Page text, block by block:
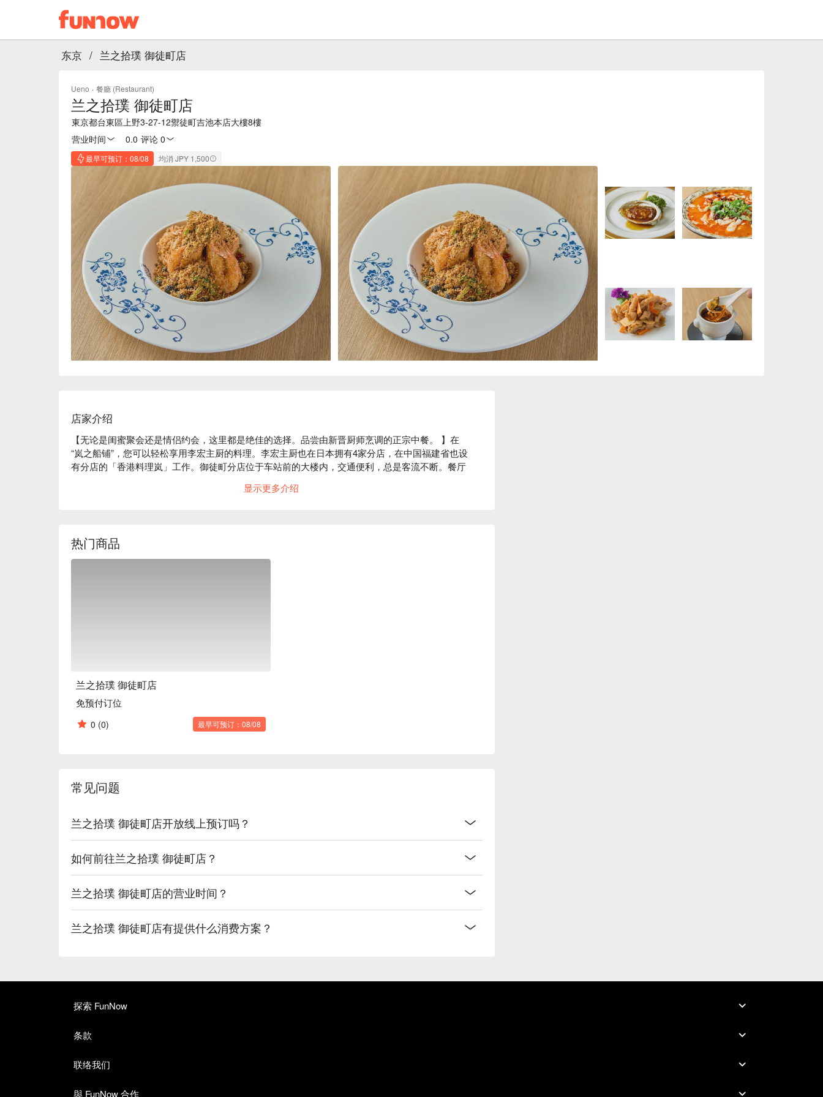
东京 / 兰之拾璞 御徒町店
Ueno · 餐廳 (Restaurant)
兰之拾璞 御徒町店
東京都台東區上野3-27-12禦徒町吉池本店大樓8樓
营业时间
0.0 评论 0
最早可预订：08/08 均消 JPY 1,500
店家介绍
【无论是闺蜜聚会还是情侣约会，这里都是绝佳的选择。品尝由新晋厨师烹调的正宗中餐。 】在
“岚之船铺”，您可以轻松享用李宏主厨的料理。李宏主厨也在日本拥有4家分店，在中国福建省也设
有分店的「香港料理岚」工作。御徒町分店位于车站前的大楼内，交通便利，总是客流不断。餐厅
分展现了香料的香气以及肉类、蔬菜和海鲜的美味。此外，我们也推荐包含无限畅饮的套餐，让您
显示更多介绍
热门商品
兰之拾璞 御徒町店
免预付订位
0 (0) 最早可预订：08/08
常见问题
兰之拾璞 御徒町店开放线上预订吗？
如何前往兰之拾璞 御徒町店？
兰之拾璞 御徒町店的营业时间？
兰之拾璞 御徒町店有提供什么消费方案？
探索 FunNow
条款
联络我们
與 FunNow 合作